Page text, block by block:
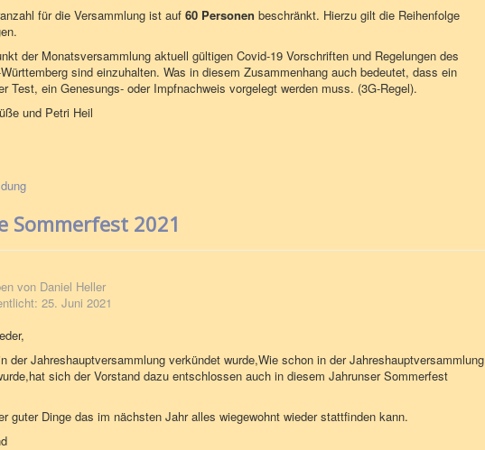
für die Versammlung ist auf60 Personenbeschränkt. Hierzu gilt die Reihenfolge
der Monatsversammlung aktuell gültigen Covid-19 Vorschriften und Regelungen des
sind einzuhalten. Was in diesem Zusammenhang auch bedeutet, dass ein
Test, ein Genesungs- oder Impfnachweis vorgelegt werden muss. (3G-Regel).
und Petri Heil
Sommerfest 2021
von Daniel Heller
25. Juni 2021
der Jahreshauptversammlung verkündet wurde,Wie schon in der Jahreshauptversammlung
sich der Vorstand dazu entschlossen auch in diesem Jahrunser Sommerfest
guter Dinge das im nächsten Jahr alles wiegewohnt wieder stattfinden kann.